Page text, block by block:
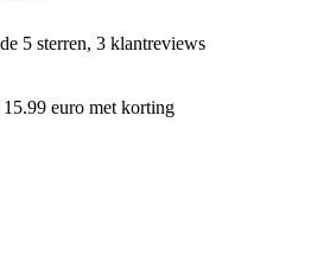
5 sterren, 3 klantreviews
euro met korting